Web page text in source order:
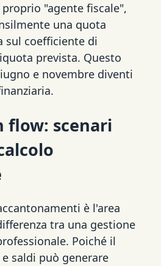
"agente fiscale",
una quota
sul coefficiente di
prevista. Questo
e novembre diventi
flow: scenari
è l'area
tra una gestione
Poiché il
saldi può generare